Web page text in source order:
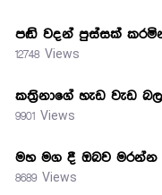
පඬි වදන් පුස්සක්
12748 Views
කත්‍රිනාගේ හැඩ වැඩ
9901 Views
මහ මග දී ඔබව
8689 Views